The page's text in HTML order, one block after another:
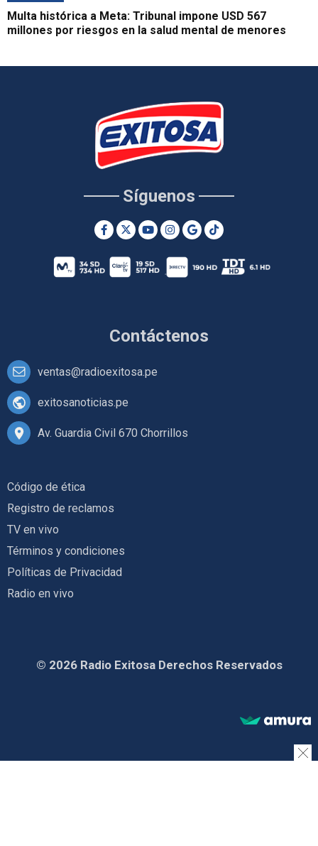
Multa histórica a Meta: Tribunal impone USD 567
millones por riesgos en la salud mental de menores
Contáctenos
ventas@radioexitosa.pe
exitosanoticias.pe
Av. Guardia Civil 670 Chorrillos
Síguenos
Código de ética
Registro de reclamos
TV en vivo
Términos y condiciones
Políticas de Privacidad
Radio en vivo
© 2026 Radio Exitosa Derechos Reservados